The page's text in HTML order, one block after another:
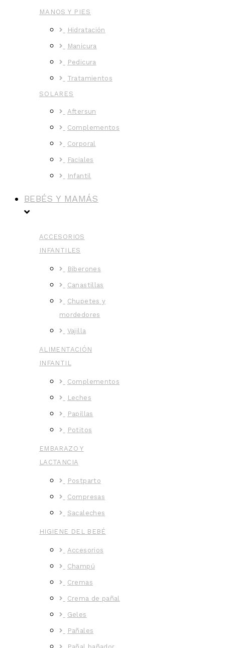
MANOS Y PIES
Hidratación
Manicura
Pedicura
Tratamientos
SOLARES
Aftersun
Complementos
Corporal
Faciales
Infantil
BEBÉS Y MAMÁS
ACCESORIOS
INFANTILES
Biberones
Canastillas
Chupetes y
mordedores
Vajilla
ALIMENTACIÓN
INFANTIL
Complementos
Leches
Papillas
Potitos
EMBARAZO Y
LACTANCIA
Postparto
Compresas
Sacaleches
HIGIENE DEL BEBÉ
Accesorios
Champú
Cremas
Crema de pañal
Geles
Pañales